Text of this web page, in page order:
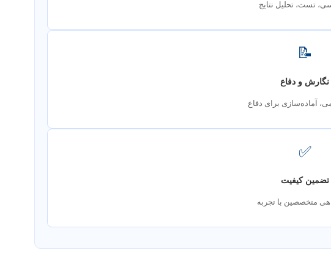
تست، تحلیل نتایج
📝
نگارش و دفاع
آماده‌سازی برای دفاع
✅
تضمین کیفیت
متخصصین با تجربه